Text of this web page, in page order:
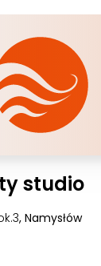
studio
, Namysłów